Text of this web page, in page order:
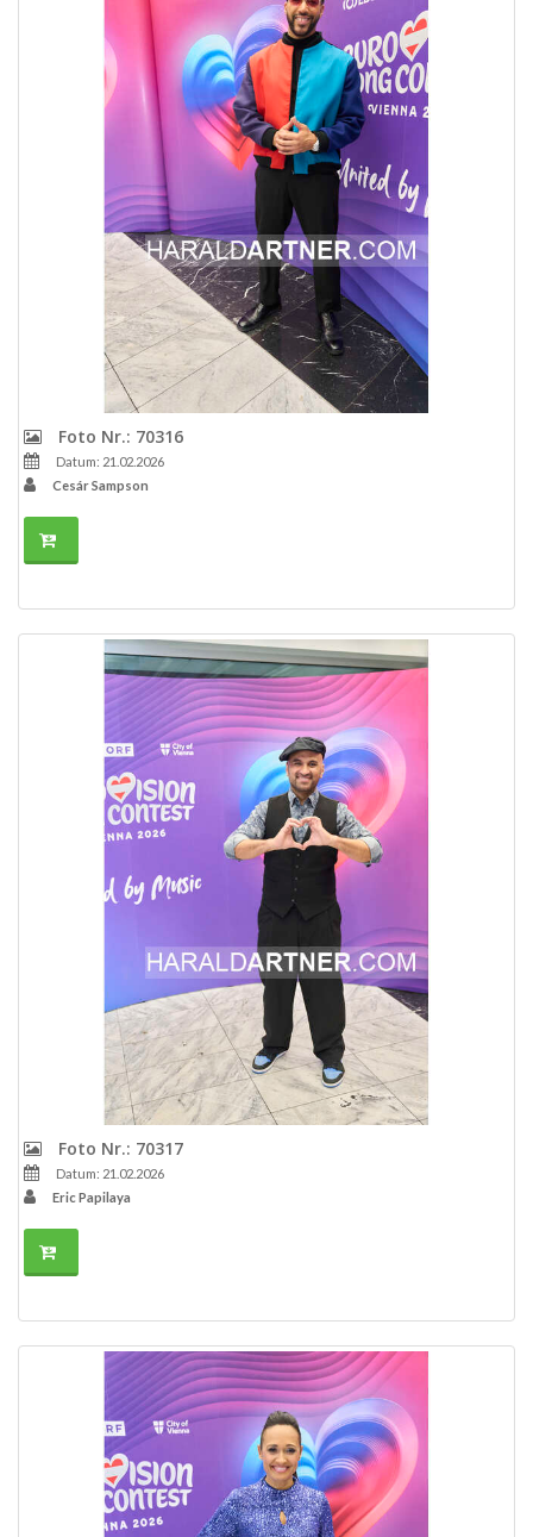
Foto Nr.: 70316
Datum: 21.02.2026
Cesár Sampson
Foto Nr.: 70317
Datum: 21.02.2026
Eric Papilaya